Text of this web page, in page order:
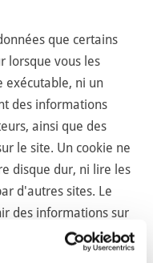
que certains
lorsque vous les
exécutable, ni un
des informations
ainsi que des
le site. Un cookie ne
disque dur, ni lire les
d'autres sites. Le
des informations sur
ainsi en
vous faites des